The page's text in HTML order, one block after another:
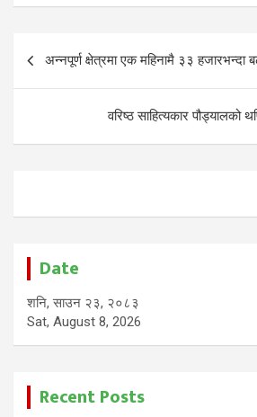
Post
navigation
अन्नपूर्ण क्षेत्रमा एक महिनामै ३३ हजारभन्दा
वरिष्ठ साहित्यकार पौड्यालको
Date
शनि, साउन २३, २०८३
Sat, August 8, 2026
Recent Posts